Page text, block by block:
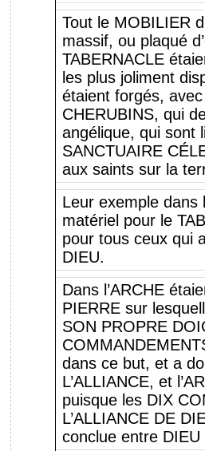
Tout le MOBILIER
massif, ou plaqué
TABERNACLE
les plus joliment
étaient forgés, avec
CHERUBINS, qui
angélique, qui sont
SANCTUAIRE
aux saints sur la
Leur exemple dans
matériel pour le
pour tous ceux qui
DIEU.
Dans l’ARCHE
PIERRE sur
SON PROPRE
dans ce but, et a
L’ALLIANCE, et
puisque les DIX
L’ALLIANCE DE
conclue entre